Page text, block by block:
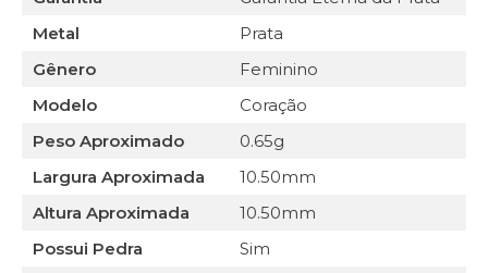
Metal
Prata
Gênero
Feminino
Modelo
Coração
Peso Aproximado
0.65g
Largura Aproximada
10.50mm
Altura Aproximada
10.50mm
Possui Pedra
Sim